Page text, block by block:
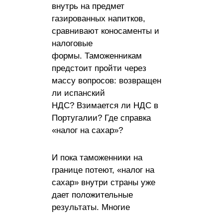
внутрь на предмет
газированных напитков,
сравнивают коносаменты и
налоговые
формы. Таможенникам
предстоит пройти через
массу вопросов: возвращен
ли испанский
НДС? Взимается ли НДС в
Португалии? Где справка
«налог на сахар»?
И пока таможенники на
границе потеют, «налог на
сахар» внутри страны уже
дает положительные
результаты. Многие